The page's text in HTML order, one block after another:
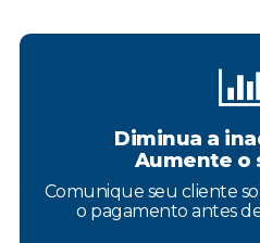
Diminua a
Aumente o
Comunique seu cliente
o pagamento antes